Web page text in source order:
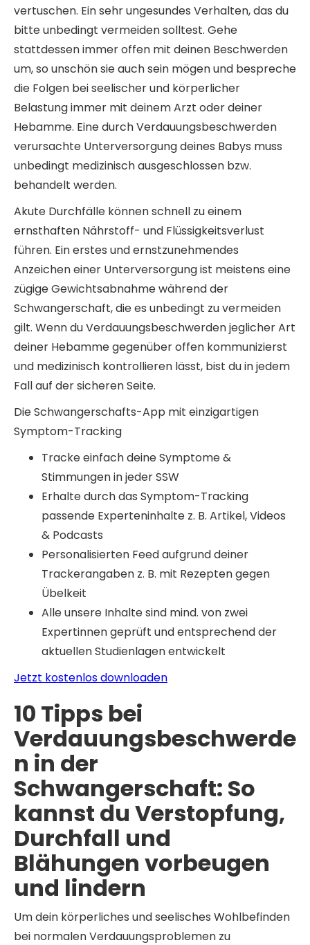
vertuschen. Ein sehr ungesundes Verhalten, das du
bitte unbedingt vermeiden solltest. Gehe
stattdessen immer offen mit deinen Beschwerden
um, so unschön sie auch sein mögen und bespreche
die Folgen bei seelischer und körperlicher
Belastung immer mit deinem Arzt oder deiner
Hebamme. Eine durch Verdauungsbeschwerden
verursachte Unterversorgung deines Babys muss
unbedingt medizinisch ausgeschlossen bzw.
behandelt werden.
Akute Durchfälle können schnell zu einem
ernsthaften Nährstoff- und Flüssigkeitsverlust
führen. Ein erstes und ernstzunehmendes
Anzeichen einer Unterversorgung ist meistens eine
zügige Gewichtsabnahme während der
Schwangerschaft, die es unbedingt zu vermeiden
gilt. Wenn du Verdauungsbeschwerden jeglicher Art
deiner Hebamme gegenüber offen kommunizierst
und medizinisch kontrollieren lässt, bist du in jedem
Fall auf der sicheren Seite.
Die Schwangerschafts-App mit einzigartigen
Symptom-Tracking
Tracke einfach deine Symptome &
Stimmungen in jeder SSW
Erhalte durch das Symptom-Tracking
passende Experteninhalte z. B. Artikel, Videos
& Podcasts
Personalisierten Feed aufgrund deiner
Trackerangaben z. B. mit Rezepten gegen
Übelkeit
Alle unsere Inhalte sind mind. von zwei
Expertinnen geprüft und entsprechend der
aktuellen Studienlagen entwickelt
Jetzt kostenlos downloaden
10 Tipps bei
Verdauungsbeschwerde
n in der
Schwangerschaft: So
kannst du Verstopfung,
Durchfall und
Blähungen vorbeugen
und lindern
Um dein körperliches und seelisches Wohlbefinden
bei normalen Verdauungsproblemen zu